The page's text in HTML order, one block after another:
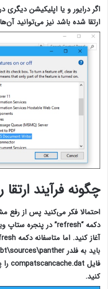
اگر درایور و یا اپلیکیشن دیگری
ارتقا شده باشد نیز می‌توانید
چگونه فرآیند ارتقا
احتمالا فکر می‌کنید پس از رفع
دکمه“refresh”
باید به فلدر
فایل compatscancache.dat
کنید.